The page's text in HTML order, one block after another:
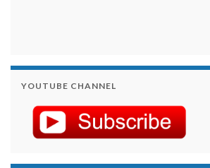
YOUTUBE CHANNEL